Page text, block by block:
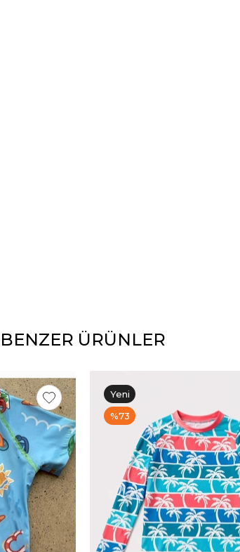
BENZER ÜRÜNLER
Yeni
Ürün
%73